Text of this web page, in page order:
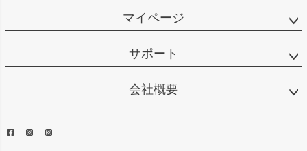
マイページ
サポート
会社概要